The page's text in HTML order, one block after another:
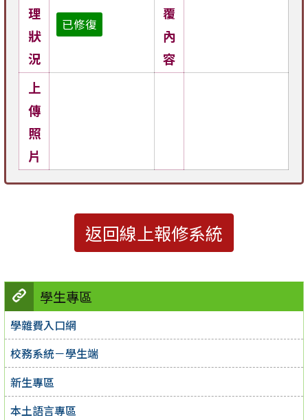
學生專區
學雜費入口網
校務系統－學生端
新生專區
本土語言專區
理
狀
況
已修復
覆
內
容
上
傳
照
片
返回線上報修系統